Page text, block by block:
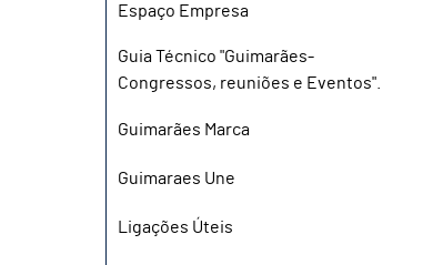
Espaço Empresa
Guia Técnico "Guimarães-
Congressos, reuniões e Eventos".
Guimarães Marca
Guimaraes Une
Ligações Úteis